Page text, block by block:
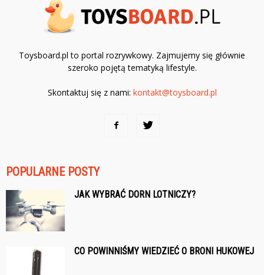
Toysboard.pl to portal rozrywkowy. Zajmujemy się głównie
szeroko pojętą tematyką lifestyle.
Skontaktuj się z nami: kontakt@toysboard.pl
POPULARNE POSTY
JAK WYBRAĆ DORN LOTNICZY?
CO POWINNIŚMY WIEDZIEĆ O BRONI HUKOWEJ